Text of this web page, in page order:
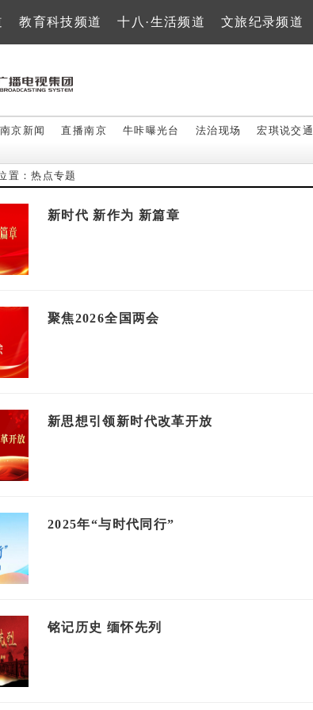
教育科技频道 十八·生活频道 文旅纪录频道
南京新闻 直播南京 牛咔曝光台 法治现场 宏琪说交通
置：热点专题
新时代 新作为 新篇章
聚焦2026全国两会
新思想引领新时代改革开放
2025年“与时代同行”
铭记历史 缅怀先列